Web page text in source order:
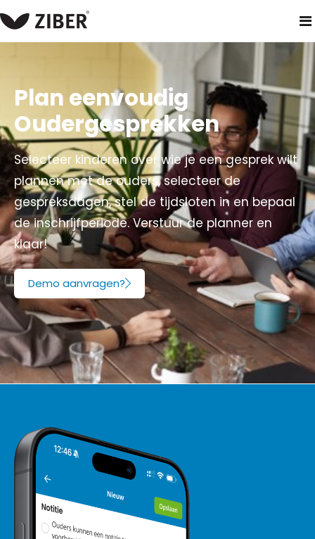
home producten ouderapp gespreksplanner
Plan eenvoudig
Oudergesprekken
Selecteer kinderen over wie je een gesprek wilt
plannen met de ouders, selecteer de
gespreksdagen, stel de tijdsloten in en bepaal
de inschrijfperiode. Verstuur de planner en
klaar!
Demo aanvragen?